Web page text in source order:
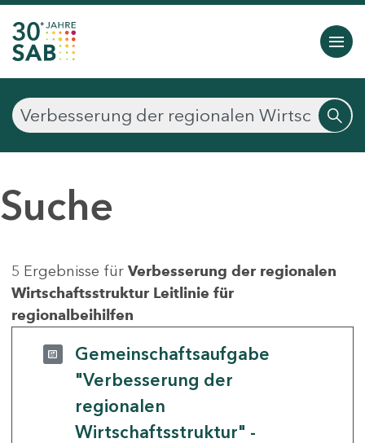
Suche
5 Ergebnisse für Verbesserung der regionalen
Wirtschaftsstruktur Leitlinie für
regionalbeihilfen
Gemeinschaftsaufgabe
"Verbesserung der
regionalen
Wirtschaftsstruktur" -